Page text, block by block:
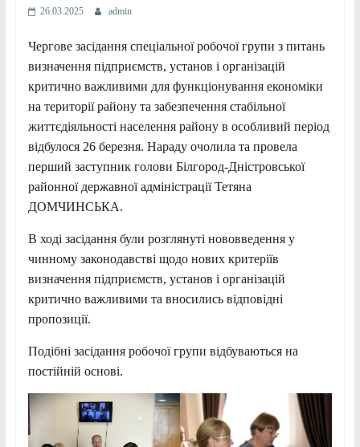
26.03.2025 admin
Чергове засідання спеціальної робочої групи з питань
визначення підприємств, установ і організацій
критично важливими для функціонування економіки
на території району та забезпечення стабільної
життєдіяльності населення району в особливий період
відбулося 26 березня. Нараду очолила та провела
перший заступник голови Білгород-Дністровської
районної державної адміністрації Тетяна
ДОМЧИНСЬКА.
В ході засідання були розглянуті нововведення у
чинному законодавстві щодо нових критеріїв
визначення підприємств, установ і організацій
критично важливими та вносились відповідні
пропозиції.
Подібні засідання робочої групи відбуваються на
постійній основі.